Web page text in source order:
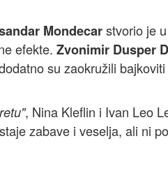
Mondecarstvorio je
efekte. Zvonimir Dusper
su zaokružili
, Nina Kleflin i Ivan Leo
zabave i veselja, ali ni